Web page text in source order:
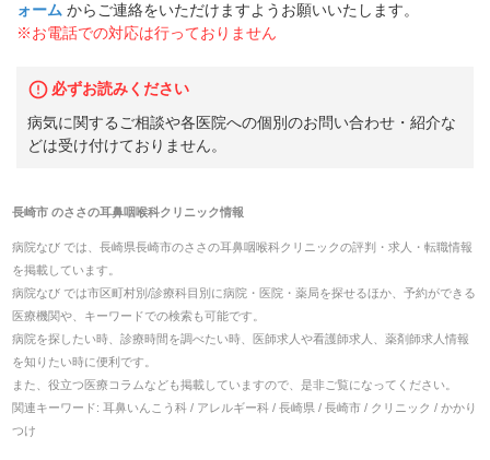
ォーム からご連絡をいただけますようお願いいたします。
※お電話での対応は行っておりません
必ずお読みください
病気に関するご相談や各医院への個別のお問い合わせ・紹介な
どは受け付けておりません。
長崎市のささの耳鼻咽喉科クリニック情報
病院なび では、 長崎県長崎市のささの耳鼻咽喉科クリニックの評判・求人・転職情報
を掲載しています。
病院なび では市区町村別/診療科目別に病院・医院・薬局を探せるほか、予約ができる
医療機関や、キーワードでの検索も可能です。
病院を探したい時、診療時間を調べたい時、医師求人や看護師求人、薬剤師求人情報
を知りたい時に便利です。
また、役立つ医療コラムなども掲載していますので、是非ご覧になってください。
関連キーワード: 耳鼻いんこう科 / アレルギー科 / 長崎県 / 長崎市 / クリニック / かかり
つけ